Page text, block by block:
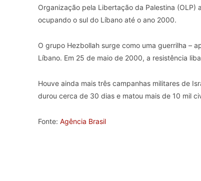
Organização pela Libertação da Palestina
ocupando o sul do Líbano até o ano 2000.
O grupo Hezbollah surge como uma guerrilha –
Líbano. Em 25 de maio de 2000, a resistência
Houve ainda mais três campanhas militares de
durou cerca de 30 dias e matou mais de 10 mil
Fonte: Agência Brasil